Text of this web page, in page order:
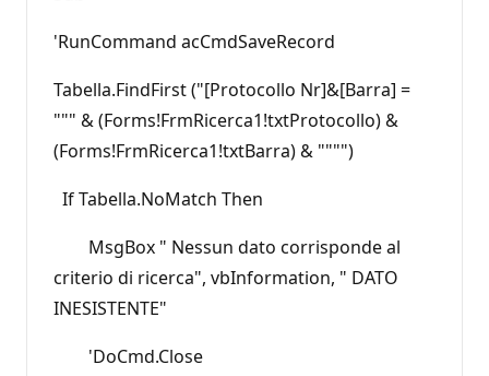
'RunCommand acCmdSaveRecord
Tabella.FindFirst ("[Protocollo Nr]&[Barra] =
""" & (Forms!FrmRicerca1!txtProtocollo) &
(Forms!FrmRicerca1!txtBarra) & """")
If Tabella.NoMatch Then
MsgBox " Nessun dato corrisponde al
criterio di ricerca", vbInformation, " DATO
INESISTENTE"
'DoCmd.Close